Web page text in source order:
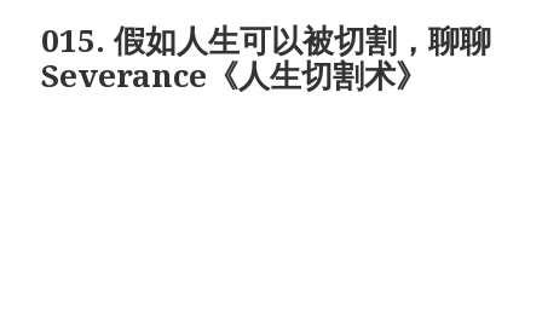
015. 假如人生可以被切割，聊聊
Severance《人生切割术》